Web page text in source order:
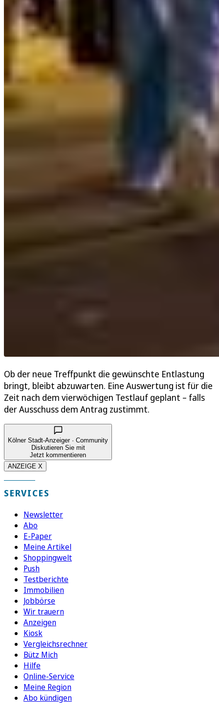
Ob der neue Treffpunkt die gewünschte Entlastung
bringt, bleibt abzuwarten. Eine Auswertung ist für die
Zeit nach dem vierwöchigen Testlauf geplant – falls
der Ausschuss dem Antrag zustimmt.
Kölner Stadt-Anzeiger · Community
Diskutieren Sie mit
Jetzt kommentieren
ANZEIGE X
SERVICES
Newsletter
Abo
E-Paper
Meine Artikel
Shoppingwelt
Push
Testberichte
Immobilien
Jobbörse
Wir trauern
Anzeigen
Kiosk
Vergleichsrechner
Bütz Mich
Hilfe
Online-Service
Meine Region
Abo kündigen